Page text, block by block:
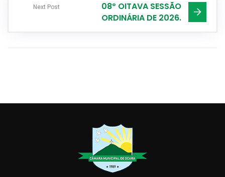
Next Post
08º OITAVA SESSÃO
ORDINÁRIA DE 2026.